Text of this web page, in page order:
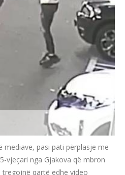
mediave, pasi pati përplasje me
vjeçari nga Gjakova që mbron
qartë edhe video